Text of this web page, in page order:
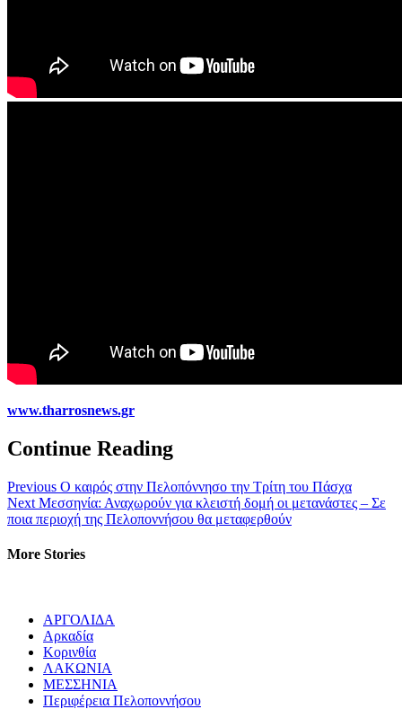
www.tharrosnews.gr
Continue Reading
Previous Ο καιρός στην Πελοπόννησο την Τρίτη του Πάσχα
Next Μεσσηνία: Αναχωρούν για κλειστή δομή οι μετανάστες – Σε
ποια περιοχή της Πελοποννήσου θα μεταφερθούν
More Stories
ΑΡΓΟΛΙΔΑ
Αρκαδία
Κορινθία
ΛΑΚΩΝΙΑ
ΜΕΣΣΗΝΙΑ
Περιφέρεια Πελοποννήσου